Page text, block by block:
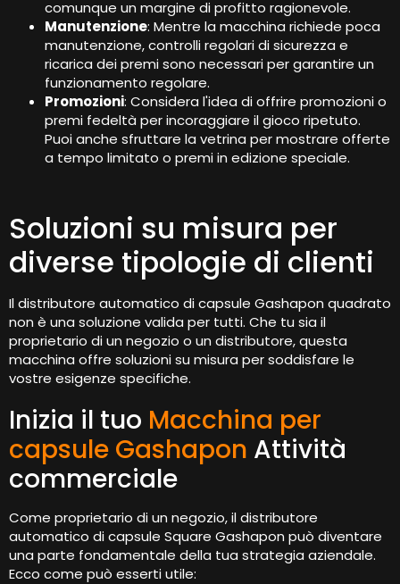
comunque un margine di profitto ragionevole.
Manutenzione: Mentre la macchina richiede poca
manutenzione, controlli regolari di sicurezza e
ricarica dei premi sono necessari per garantire un
funzionamento regolare.
Promozioni: Considera l'idea di offrire promozioni o
premi fedeltà per incoraggiare il gioco ripetuto.
Puoi anche sfruttare la vetrina per mostrare offerte
a tempo limitato o premi in edizione speciale.
Soluzioni su misura per
diverse tipologie di clienti
Il distributore automatico di capsule Gashapon quadrato
non è una soluzione valida per tutti. Che tu sia il
proprietario di un negozio o un distributore, questa
macchina offre soluzioni su misura per soddisfare le
vostre esigenze specifiche.
Inizia il tuo Macchina per
capsule Gashapon Attività
commerciale
Come proprietario di un negozio, il distributore
automatico di capsule Square Gashapon può diventare
una parte fondamentale della tua strategia aziendale.
Ecco come può esserti utile: